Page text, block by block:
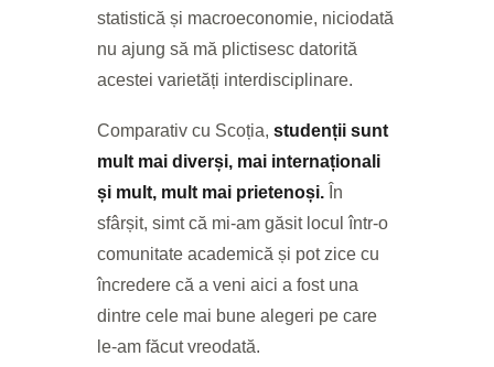
statistică și macroeconomie, niciodată
nu ajung să mă plictisesc datorită
acestei varietăți interdisciplinare.
Comparativ cu Scoția, studenții sunt
mult mai diverși, mai internaționali
și mult, mult mai prietenoși. În
sfârșit, simt că mi-am găsit locul într-o
comunitate academică și pot zice cu
încredere că a veni aici a fost una
dintre cele mai bune alegeri pe care
le-am făcut vreodată.